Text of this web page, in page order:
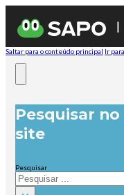
Saltar para o conteúdo principal Ir
Pesquisar no
site
Pesquisar